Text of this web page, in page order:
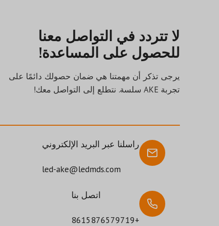
لا تتردد في التواصل معنا
للحصول على المساعدة!
يرجى تذكر أن مهمتنا هي ضمان حصولك دائمًا على
تجربة AKE سلسة. نتطلع إلى التواصل معك!
راسلنا عبر البريد الإلكتروني
led-ake@ledmds.com
اتصل بنا
+8615876579719